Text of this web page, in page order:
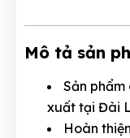
Mô tả sản
Sản phẩm
xuất tại Đài
Hoàn